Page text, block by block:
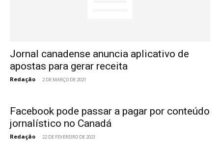
Jornal canadense anuncia aplicativo de
apostas para gerar receita
Redação - 2 DE MARÇO DE 2021
Facebook pode passar a pagar por conteúdo
jornalístico no Canadá
Redação - 22 DE FEVEREIRO DE 2021